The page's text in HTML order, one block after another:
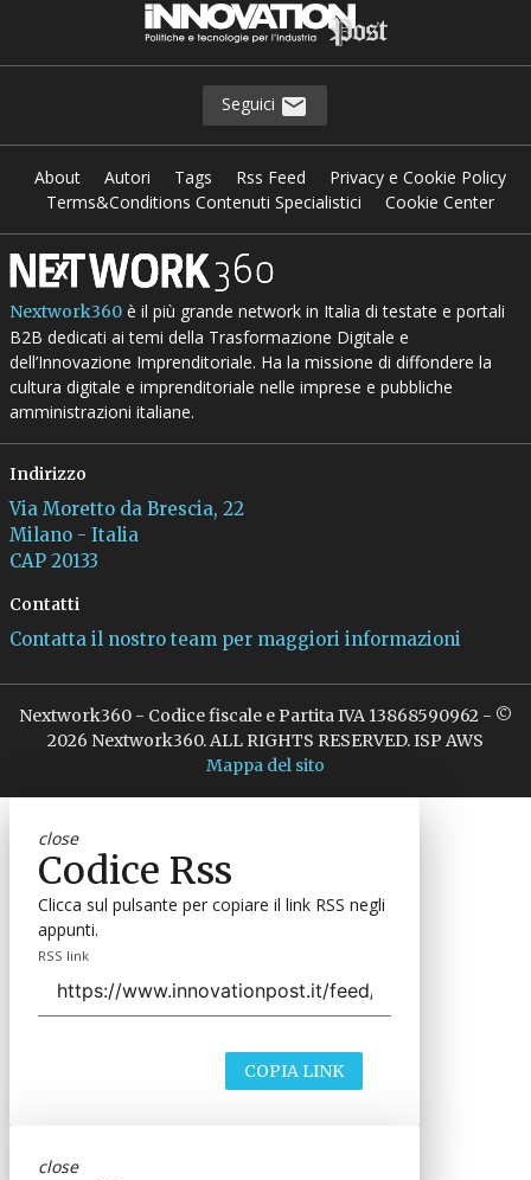
Seguici
About Autori Tags Rss Feed
Privacy e Cookie Policy
Terms&Conditions Contenuti Specialistici
Cookie Center
Nextwork360è il più grande network in Italia di testate e portali
B2B dedicati ai temi della Trasformazione Digitale e
dell’Innovazione Imprenditoriale. Ha la missione di diffondere la
cultura digitale e imprenditoriale nelle imprese e pubbliche
amministrazioni italiane.
Indirizzo
Via Moretto da Brescia, 22
Milano - Italia
CAP 20133
Contatti
Contatta il nostro team per maggiori informazioni
Nextwork360 - Codice fiscale e Partita IVA 13868590962 - ©
2026 Nextwork360. ALL RIGHTS RESERVED. ISP AWS
Mappa del sito
close
Codice Rss
Clicca sul pulsante per copiare il link RSS negli
appunti.
RSS link
COPIA LINK
close